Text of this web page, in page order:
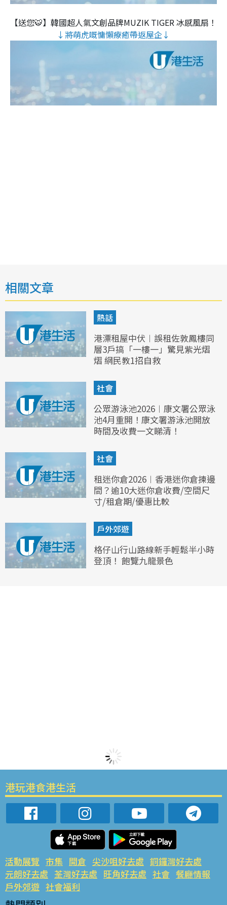
【送您🐯】韓國超人氣文創品牌MUZIK TIGER 冰感風扇！
↓將萌虎嘅慵懶療癒帶返屋企↓
相關文章
熱話
港漂租屋中伏︱誤租佐敦鳳樓同
層3戶搞「一樓一」驚見紫光熠
熠 網民教1招自救
社會
公眾游泳池2026︱康文署公眾泳
池4月重開！康文署游泳池開放
時間及收費一文睇清！
社會
租迷你倉2026︱香港迷你倉揀邊
間？逾10大迷你倉收費/空間尺
寸/租倉期/優惠比較
戶外郊遊
格仔山行山路線新手輕鬆半小時
登頂！ 飽覽九龍景色
港玩港食港生活
活動展覽 市集 開倉 尖沙咀好去處 銅鑼灣好去處
元朗好去處 荃灣好去處 旺角好去處 社會 餐廳情報
戶外郊遊 社會福利